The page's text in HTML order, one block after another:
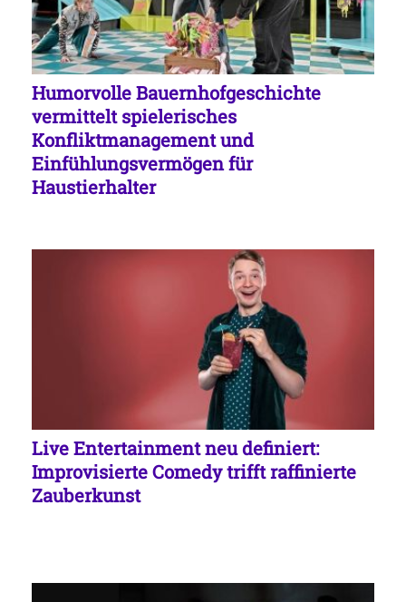
Humorvolle Bauernhofgeschichte
vermittelt spielerisches
Konfliktmanagement und
Einfühlungsvermögen für
Haustierhalter
Live Entertainment neu definiert:
Improvisierte Comedy trifft raffinierte
Zauberkunst